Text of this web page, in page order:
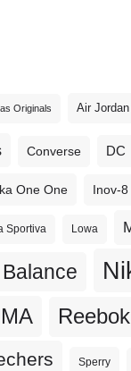
Originals Air Jordan
Converse DC
One One Inov-8
Sportiva Lowa
Reebok
Sperry